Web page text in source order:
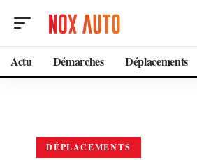
Actu Démarches Déplacements
DÉPLACEMENTS